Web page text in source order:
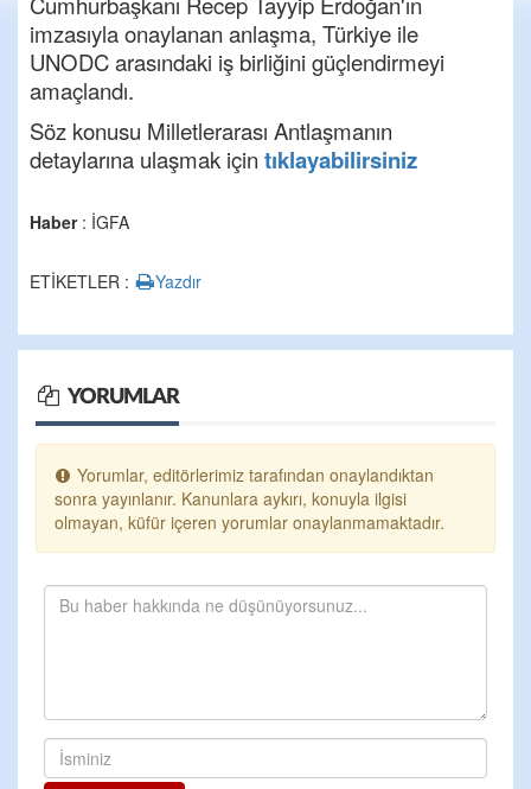
imzasıyla onaylanan anlaşma, Türkiye ile
UNODC arasındaki iş birliğini güçlendirmeyi
amaçlandı.
Söz konusu Milletlerarası Antlaşmanın
detaylarına ulaşmak için tıklayabilirsiniz
Haber: İGFA
ETİKETLER : Yazdır
YORUMLAR
Yorumlar, editörlerimiz tarafından onaylandıktan
sonra yayınlanır. Kanunlara aykırı, konuyla ilgisi
olmayan, küfür içeren yorumlar onaylanmamaktadır.